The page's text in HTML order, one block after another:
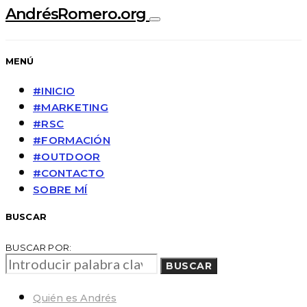
AndrésRomero.org
MENÚ
#INICIO
#MARKETING
#RSC
#FORMACIÓN
#OUTDOOR
#CONTACTO
SOBRE MÍ
BUSCAR
BUSCAR POR:
BUSCAR
Quién es Andrés